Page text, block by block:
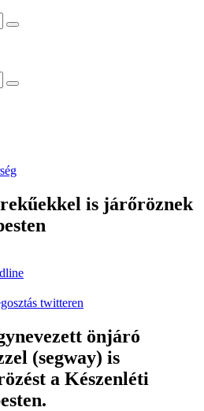
is járőröznek
twitteren
önjáró
(segway) is
a Készenléti